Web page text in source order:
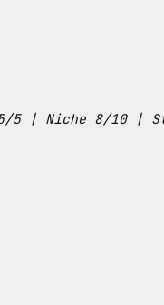
5 | Niche 8/10 |